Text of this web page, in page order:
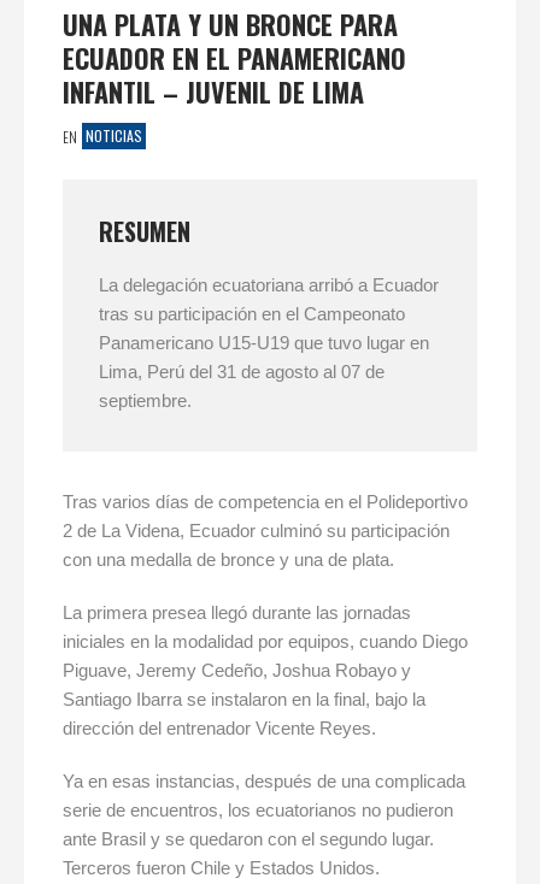
UNA PLATA Y UN BRONCE PARA
ECUADOR EN EL PANAMERICANO
INFANTIL – JUVENIL DE LIMA
EN NOTICIAS
RESUMEN
La delegación ecuatoriana arribó a Ecuador
tras su participación en el Campeonato
Panamericano U15-U19 que tuvo lugar en
Lima, Perú del 31 de agosto al 07 de
septiembre.
Tras varios días de competencia en el Polideportivo
2 de La Videna, Ecuador culminó su participación
con una medalla de bronce y una de plata.
La primera presea llegó durante las jornadas
iniciales en la modalidad por equipos, cuando Diego
Piguave, Jeremy Cedeño, Joshua Robayo y
Santiago Ibarra se instalaron en la final, bajo la
dirección del entrenador Vicente Reyes.
Ya en esas instancias, después de una complicada
serie de encuentros, los ecuatorianos no pudieron
ante Brasil y se quedaron con el segundo lugar.
Terceros fueron Chile y Estados Unidos.